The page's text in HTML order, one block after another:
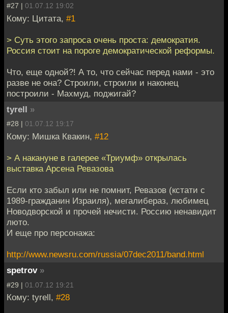
#27 | 01.07.12 19:02
Кому: Цитата, #1
> Суть этого запроса очень проста: демократия.
Россия стоит на пороге демократической реформы.
Что, еще одной?! А то, что сейчас перед нами - это
разве не она? Строили, строили и наконец
построили - Махмуд, поджигай?
tyrell »
#28 | 01.07.12 19:17
Кому: Мишка Квакин, #12
> А накануне в галерее «Триумф» открылась
выставка Арсена Ревазова
Если кто забыл или не помнит, Ревазов (кстати с
1989-гражданин Израиля), мегалибераз, любимец
Новодворской и прочей нечисти. Россию ненавидит
люто.
И еще про персонажа:
http://www.newsru.com/russia/07dec2011/band.html
spetrov »
#29 | 01.07.12 19:21
Кому: tyrell, #28